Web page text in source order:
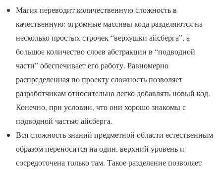
Магия переводит количественную сложность в
качественную: огромные массивы кода разделяются на
несколько простых строчек “верхушки айсберга”, а
большое количество слоев абстракции в “подводной
части” обеспечивает его работу. Равномерно
распределенная по проекту сложность позволяет
разработчикам относительно легко добавлять новый код.
Конечно, при условии, что они хорошо знакомы с
подводной частью айсберга.
Вся сложность знаний предметной области естественным
образом переносится на один, верхний уровень и
сосредоточена только там. Такое разделение позволяет